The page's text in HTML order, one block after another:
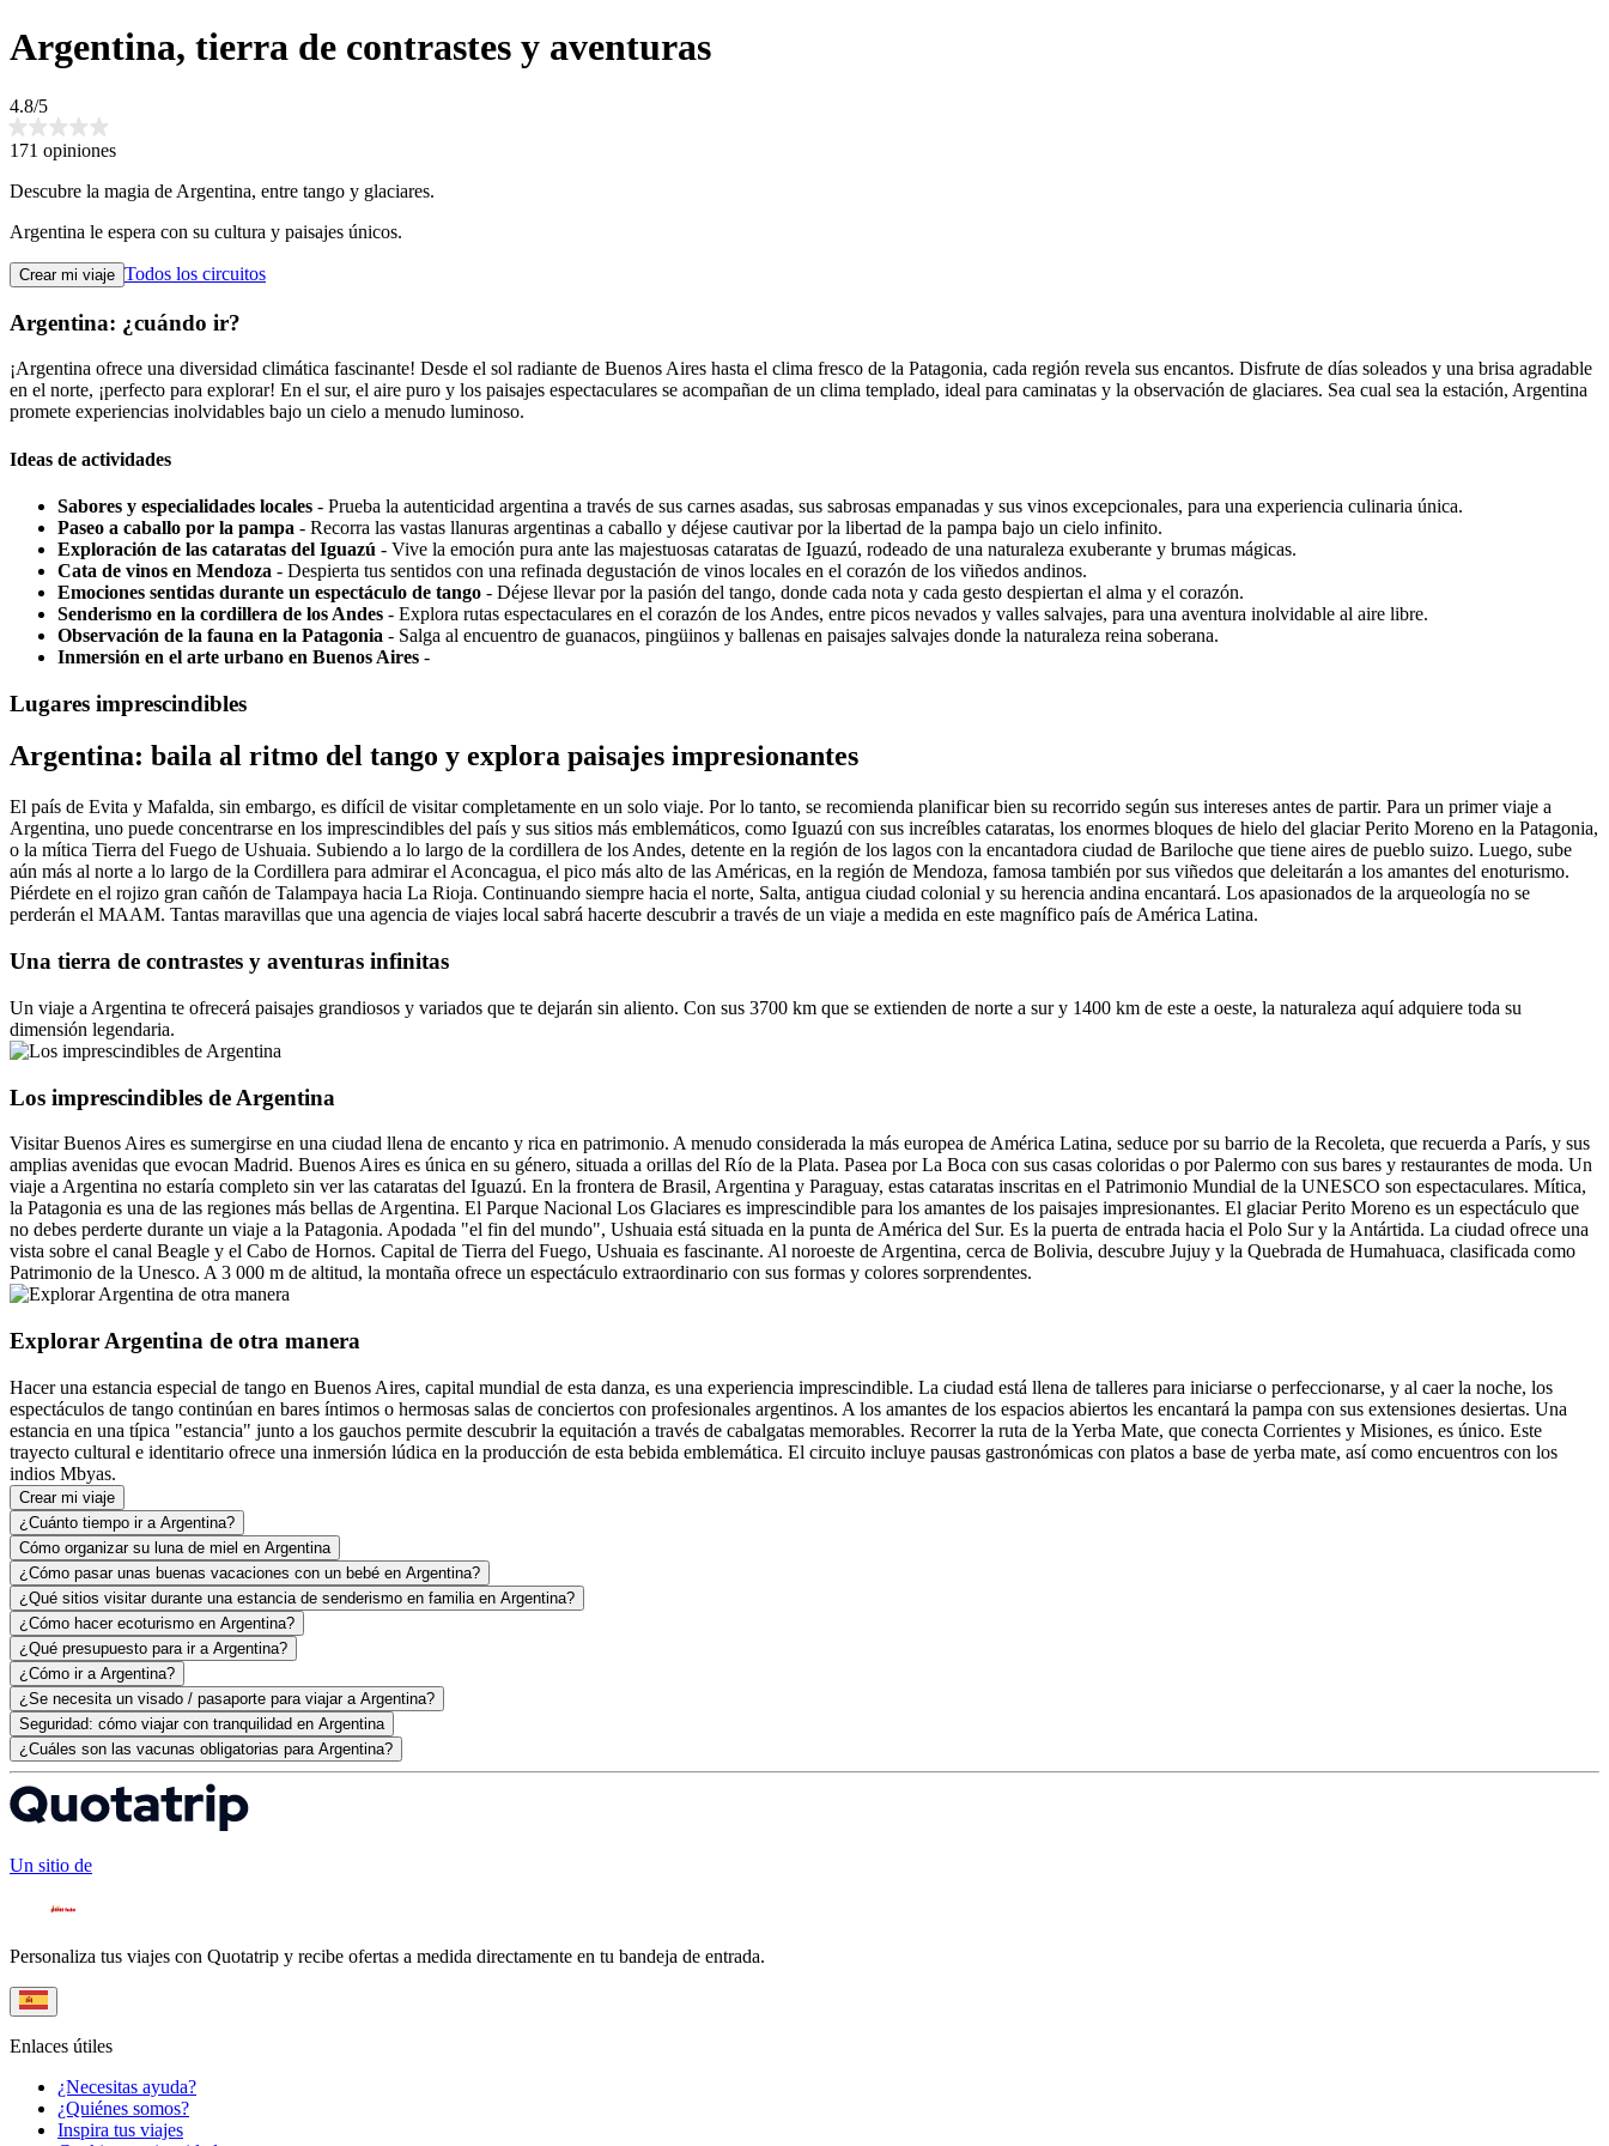
Argentina, tierra de contrastes y aventuras
4.8/5
171 opiniones
Descubre la magia de Argentina, entre tango y glaciares.
Argentina le espera con su cultura y paisajes únicos.
Crear mi viaje Todos los circuitos
Argentina: ¿cuándo ir?
¡Argentina ofrece una diversidad climática fascinante! Desde el sol radiante de Buenos Aires hasta el clima fresco de la Patagonia, cada región revela sus encantos. Disfrute de días soleados y una brisa agradable
en el norte, ¡perfecto para explorar! En el sur, el aire puro y los paisajes espectaculares se acompañan de un clima templado, ideal para caminatas y la observación de glaciares. Sea cual sea la estación, Argentina
promete experiencias inolvidables bajo un cielo a menudo luminoso.
Ideas de actividades
Sabores y especialidades locales - Prueba la autenticidad argentina a través de sus carnes asadas, sus sabrosas empanadas y sus vinos excepcionales, para una experiencia culinaria única.
Paseo a caballo por la pampa - Recorra las vastas llanuras argentinas a caballo y déjese cautivar por la libertad de la pampa bajo un cielo infinito.
Exploración de las cataratas del Iguazú - Vive la emoción pura ante las majestuosas cataratas de Iguazú, rodeado de una naturaleza exuberante y brumas mágicas.
Cata de vinos en Mendoza - Despierta tus sentidos con una refinada degustación de vinos locales en el corazón de los viñedos andinos.
Emociones sentidas durante un espectáculo de tango - Déjese llevar por la pasión del tango, donde cada nota y cada gesto despiertan el alma y el corazón.
Senderismo en la cordillera de los Andes - Explora rutas espectaculares en el corazón de los Andes, entre picos nevados y valles salvajes, para una aventura inolvidable al aire libre.
Observación de la fauna en la Patagonia - Salga al encuentro de guanacos, pingüinos y ballenas en paisajes salvajes donde la naturaleza reina soberana.
Inmersión en el arte urbano en Buenos Aires -
Lugares imprescindibles
Argentina: baila al ritmo del tango y explora paisajes impresionantes
El país de Evita y Mafalda, sin embargo, es difícil de visitar completamente en un solo viaje. Por lo tanto, se recomienda planificar bien su recorrido según sus intereses antes de partir. Para un primer viaje a
Argentina, uno puede concentrarse en los imprescindibles del país y sus sitios más emblemáticos, como Iguazú con sus increíbles cataratas, los enormes bloques de hielo del glaciar Perito Moreno en la Patagonia,
o la mítica Tierra del Fuego de Ushuaia. Subiendo a lo largo de la cordillera de los Andes, detente en la región de los lagos con la encantadora ciudad de Bariloche que tiene aires de pueblo suizo. Luego, sube
aún más al norte a lo largo de la Cordillera para admirar el Aconcagua, el pico más alto de las Américas, en la región de Mendoza, famosa también por sus viñedos que deleitarán a los amantes del enoturismo.
Piérdete en el rojizo gran cañón de Talampaya hacia La Rioja. Continuando siempre hacia el norte, Salta, antigua ciudad colonial y su herencia andina encantará. Los apasionados de la arqueología no se
perderán el MAAM. Tantas maravillas que una agencia de viajes local sabrá hacerte descubrir a través de un viaje a medida en este magnífico país de América Latina.
Una tierra de contrastes y aventuras infinitas
Un viaje a Argentina te ofrecerá paisajes grandiosos y variados que te dejarán sin aliento. Con sus 3700 km que se extienden de norte a sur y 1400 km de este a oeste, la naturaleza aquí adquiere toda su
dimensión legendaria.
Los imprescindibles de Argentina
Visitar Buenos Aires es sumergirse en una ciudad llena de encanto y rica en patrimonio. A menudo considerada la más europea de América Latina, seduce por su barrio de la Recoleta, que recuerda a París, y sus
amplias avenidas que evocan Madrid. Buenos Aires es única en su género, situada a orillas del Río de la Plata. Pasea por La Boca con sus casas coloridas o por Palermo con sus bares y restaurantes de moda. Un
viaje a Argentina no estaría completo sin ver las cataratas del Iguazú. En la frontera de Brasil, Argentina y Paraguay, estas cataratas inscritas en el Patrimonio Mundial de la UNESCO son espectaculares. Mítica,
la Patagonia es una de las regiones más bellas de Argentina. El Parque Nacional Los Glaciares es imprescindible para los amantes de los paisajes impresionantes. El glaciar Perito Moreno es un espectáculo que
no debes perderte durante un viaje a la Patagonia. Apodada "el fin del mundo", Ushuaia está situada en la punta de América del Sur. Es la puerta de entrada hacia el Polo Sur y la Antártida. La ciudad ofrece una
vista sobre el canal Beagle y el Cabo de Hornos. Capital de Tierra del Fuego, Ushuaia es fascinante. Al noroeste de Argentina, cerca de Bolivia, descubre Jujuy y la Quebrada de Humahuaca, clasificada como
Patrimonio de la Unesco. A 3 000 m de altitud, la montaña ofrece un espectáculo extraordinario con sus formas y colores sorprendentes.
Explorar Argentina de otra manera
Hacer una estancia especial de tango en Buenos Aires, capital mundial de esta danza, es una experiencia imprescindible. La ciudad está llena de talleres para iniciarse o perfeccionarse, y al caer la noche, los
espectáculos de tango continúan en bares íntimos o hermosas salas de conciertos con profesionales argentinos. A los amantes de los espacios abiertos les encantará la pampa con sus extensiones desiertas. Una
estancia en una típica "estancia" junto a los gauchos permite descubrir la equitación a través de cabalgatas memorables. Recorrer la ruta de la Yerba Mate, que conecta Corrientes y Misiones, es único. Este
trayecto cultural e identitario ofrece una inmersión lúdica en la producción de esta bebida emblemática. El circuito incluye pausas gastronómicas con platos a base de yerba mate, así como encuentros con los
indios Mbyas.
Crear mi viaje
¿Cuánto tiempo ir a Argentina?
Cómo organizar su luna de miel en Argentina
¿Cómo pasar unas buenas vacaciones con un bebé en Argentina?
¿Qué sitios visitar durante una estancia de senderismo en familia en Argentina?
¿Cómo hacer ecoturismo en Argentina?
¿Qué presupuesto para ir a Argentina?
¿Cómo ir a Argentina?
¿Se necesita un visado / pasaporte para viajar a Argentina?
Seguridad: cómo viajar con tranquilidad en Argentina
¿Cuáles son las vacunas obligatorias para Argentina?
Un sitio de
Personaliza tus viajes con Quotatrip y recibe ofertas a medida directamente en tu bandeja de entrada.
Enlaces útiles
¿Necesitas ayuda?
¿Quiénes somos?
Inspira tus viajes